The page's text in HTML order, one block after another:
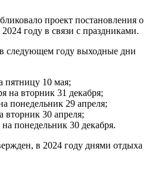
проект постановления о
году в связи с праздниками.
следующем году выходные дни
пятницу 10 мая;
на вторник 31 декабря;
понедельник 29 апреля;
вторник 30 апреля;
понедельник 30 декабря.
в 2024 году днями отдыха